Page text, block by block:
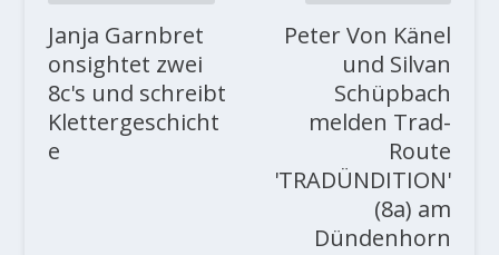
Janja Garnbret
onsightet zwei
8c's und schreibt
Klettergeschicht
e
Peter Von Känel
und Silvan
Schüpbach
melden Trad-
Route
'TRADÜNDITION'
(8a) am
Dündenhorn